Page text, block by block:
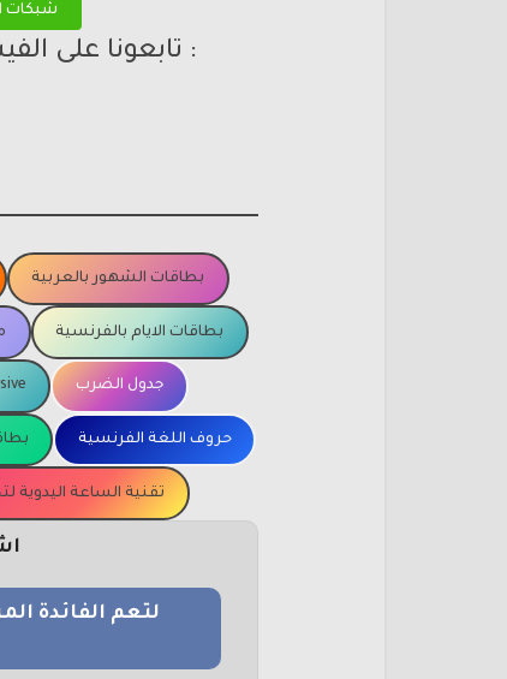
شبكات
: تابعونا على
بطاقات الشهور بالعربية
بطاقات الايام بالفرنسية
جدول الضرب
حروف اللغة الفرنسية
تقنية الساعة
لتعم الفائدة